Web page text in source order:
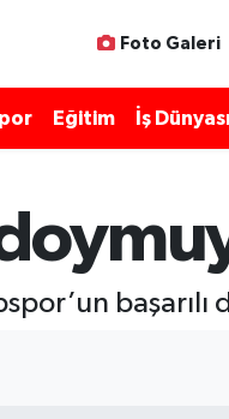
Foto Galeri
Eğitim İş Dünyası